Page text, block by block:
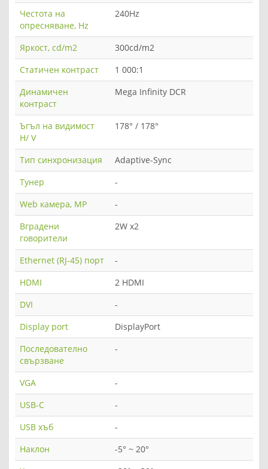
Честота на
опресняване, Hz
240Hz
Яркост, cd/m2
300cd/m2
Статичен контраст
1 000:1
Динамичен
контраст
Mega Infinity DCR
Ъгъл на видимост
H/ V
178° / 178°
Тип синхронизация
Adaptive-Sync
Тунер
-
Web камера, MP
-
Вградени
говорители
2W x2
Ethernet (RJ-45) порт
-
HDMI
2 HDMI
DVI
-
Display port
DisplayPort
Последователно
свързване
-
VGA
-
USB-C
-
USB хъб
-
Наклон
-5° ~ 20°